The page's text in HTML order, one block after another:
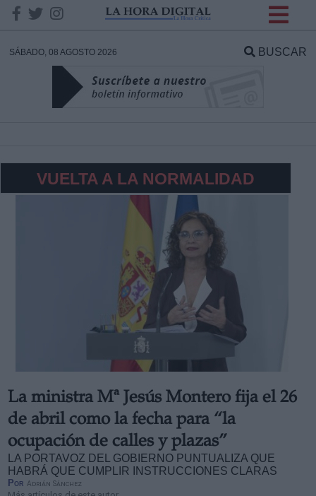
SÁBADO, 08 AGOSTO 2026 BUSCAR
VUELTA A LA NORMALIDAD
La ministra Mª Jesús Montero fija el 26
de abril como la fecha para “la
ocupación de calles y plazas”
LA PORTAVOZ DEL GOBIERNO PUNTUALIZA QUE
HABRÁ QUE CUMPLIR INSTRUCCIONES CLARAS
Por Adrián Sánchez
DATOS
Responsable:
Derechos:
link
Información adicional
link